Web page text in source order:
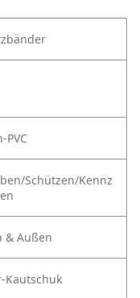
PVC
Schützen/Kennz
& Außen
Kautschuk